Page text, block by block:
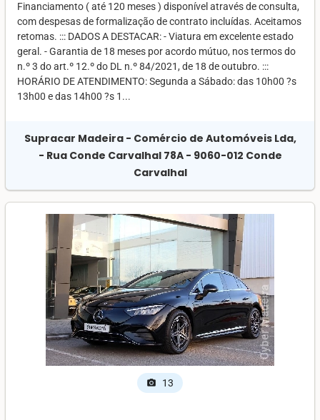
Financiamento ( até 120 meses ) disponível através de consulta,
com despesas de formalização de contrato incluídas. Aceitamos
retomas. ::: DADOS A DESTACAR: - Viatura em excelente estado
geral. - Garantia de 18 meses por acordo mútuo, nos termos do
n.º 3 do art.º 12.º do DL n.º 84/2021, de 18 de outubro. :::
HORÁRIO DE ATENDIMENTO: Segunda a Sábado: das 10h00 ?s
13h00 e das 14h00 ?s 1...
Supracar Madeira - Comércio de Automóveis Lda,
- Rua Conde Carvalhal 78A - 9060-012 Conde
Carvalhal
photo_camera 13